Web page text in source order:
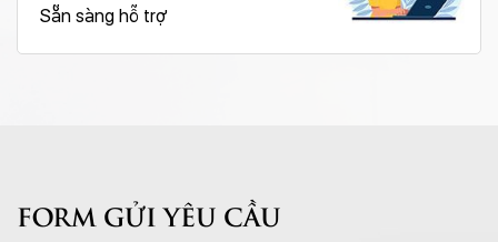
Sẵn sàng hỗ trợ
FORM GỬI YÊU CẦU